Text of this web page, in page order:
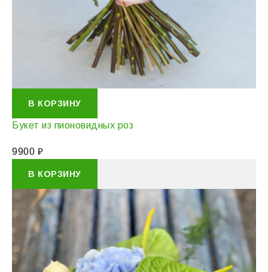
В КОРЗИНУ
Букет из пионовидных роз
9900 ₽
В КОРЗИНУ